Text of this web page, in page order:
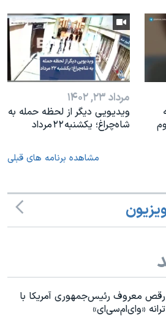
مرداد ۲۳, ۱۴۰۲
ویدیویی دیگر از لحظه حمله به
شاه‌چراغ؛ یکشنبه ۲۲ مرداد
مشاهده برنامه های قبلی
رقص معروف رئیس‌جمهوری آمریکا با
ترانه «وای‌ام‌سی‌ای»